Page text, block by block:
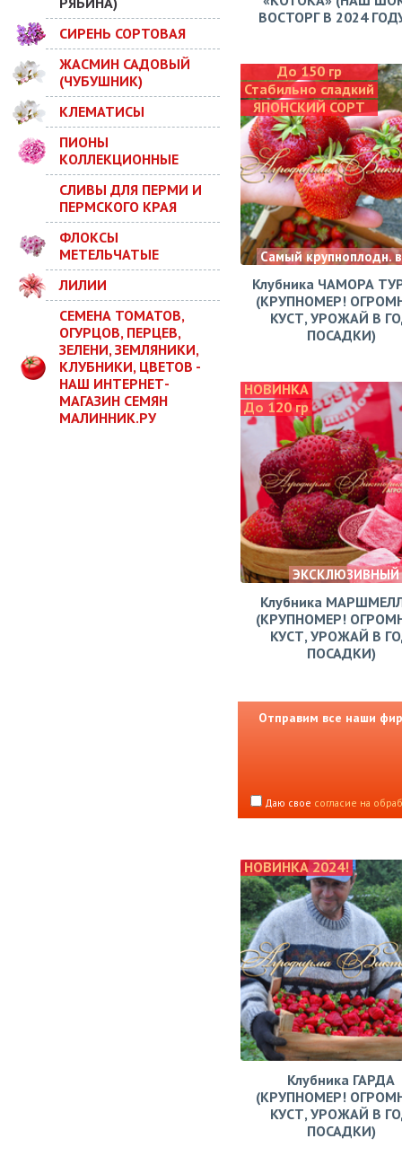
СИРЕНЬ СОРТОВАЯ
ЖАСМИН САДОВЫЙ
(ЧУБУШНИК)
КЛЕМАТИСЫ
ПИОНЫ
КОЛЛЕКЦИОННЫЕ
СЛИВЫ ДЛЯ ПЕРМИ И
ПЕРМСКОГО КРАЯ
ФЛОКСЫ
МЕТЕЛЬЧАТЫЕ
ЛИЛИИ
СЕМЕНА ТОМАТОВ,
ОГУРЦОВ, ПЕРЦЕВ,
ЗЕЛЕНИ, ЗЕМЛЯНИКИ,
КЛУБНИКИ, ЦВЕТОВ -
НАШ ИНТЕРНЕТ-
МАГАЗИН СЕМЯН
МАЛИННИК.РУ
ВОСТОРГ В 2024
До 150 гр
Стабильно сладкий
ЯПОНСКИЙ СОРТ
Самый крупноплодн.
Клубника ЧАМОРА
(КРУПНОМЕР!
КУСТ, УРОЖАЙ В
ПОСАДКИ)
НОВИНКА
До 120 гр
ЭКСКЛЮЗИВНЫЙ
Клубника
(КРУПНОМЕР!
КУСТ, УРОЖАЙ В
ПОСАДКИ)
Отправим все наши
Даю свое согласие на
НОВИНКА 2024!
Клубника ГАРДА
(КРУПНОМЕР!
КУСТ, УРОЖАЙ В
ПОСАДКИ)